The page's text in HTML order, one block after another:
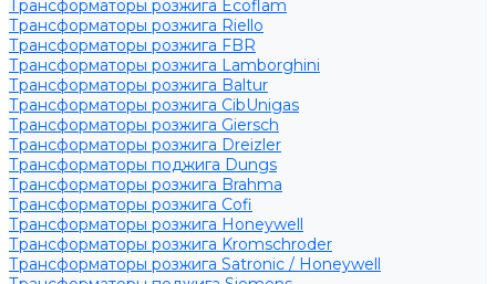
Трансформаторы розжига Ecoflam
Трансформаторы розжига Riello
Трансформаторы розжига FBR
Трансформаторы розжига Lamborghini
Трансформаторы розжига Baltur
Трансформаторы розжига CibUnigas
Трансформаторы розжига Giersch
Трансформаторы розжига Dreizler
Трансформаторы поджига Dungs
Трансформаторы розжига Brahma
Трансформаторы розжига Cofi
Трансформаторы розжига Honeywell
Трансформаторы розжига Kromschroder
Трансформаторы розжига Satronic / Honeywell